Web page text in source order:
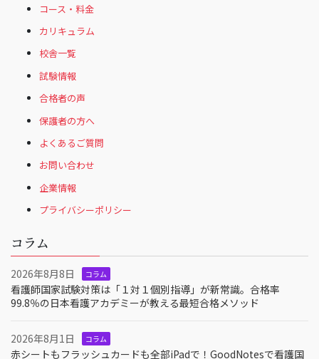
コース・料金
カリキュラム
校舎一覧
試験情報
合格者の声
保護者の方へ
よくあるご質問
お問い合わせ
企業情報
プライバシーポリシー
コラム
2026年8月8日 コラム
看護師国家試験対策は「１対１個別指導」が新常識。合格率
99.8％の日本看護アカデミーが教える最短合格メソッド
2026年8月1日 コラム
赤シートもフラッシュカードも全部iPadで！GoodNotesで看護国